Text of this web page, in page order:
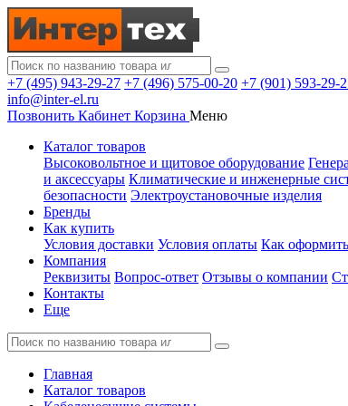
+7 (495) 943-29-27 +7 (496) 575-00-20 +7 (901) 593-29-
info@inter-el.ru
Позвонить Кабинет Корзина Меню
Каталог товаров
Высоковольтное и щитовое оборудование
и аксессуары Климатические и инженерные
безопасности Электроустановочные изделия
Бренды
Как купить
Условия доставки Условия оплаты Как оформить
Компания
Реквизиты Вопрос-ответ Отзывы о компании
Контакты
Еще
Главная
Каталог товаров